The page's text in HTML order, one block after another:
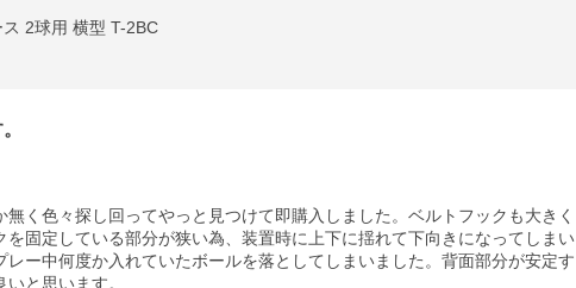
2球用 横型 T-2BC
く色々探し回ってやっと見つけて即購入しました。ベルトフックも大きく
固定している部分が狭い為、装置時に上下に揺れて下向きになってしまい
レー中何度か入れていたボールを落としてしまいました。背面部分が安定す
と思います。